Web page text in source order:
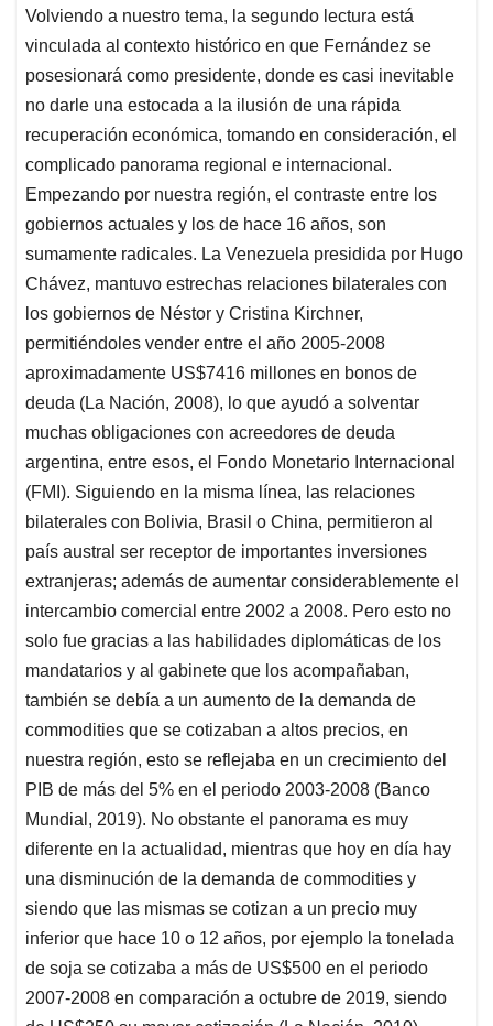
Volviendo a nuestro tema, la segundo lectura está
vinculada al contexto histórico en que Fernández se
posesionará como presidente, donde es casi inevitable
no darle una estocada a la ilusión de una rápida
recuperación económica, tomando en consideración, el
complicado panorama regional e internacional.
Empezando por nuestra región, el contraste entre los
gobiernos actuales y los de hace 16 años, son
sumamente radicales. La Venezuela presidida por Hugo
Chávez, mantuvo estrechas relaciones bilaterales con
los gobiernos de Néstor y Cristina Kirchner,
permitiéndoles vender entre el año 2005-2008
aproximadamente US$7416 millones en bonos de
deuda (La Nación, 2008), lo que ayudó a solventar
muchas obligaciones con acreedores de deuda
argentina, entre esos, el Fondo Monetario Internacional
(FMI). Siguiendo en la misma línea, las relaciones
bilaterales con Bolivia, Brasil o China, permitieron al
país austral ser receptor de importantes inversiones
extranjeras; además de aumentar considerablemente el
intercambio comercial entre 2002 a 2008. Pero esto no
solo fue gracias a las habilidades diplomáticas de los
mandatarios y al gabinete que los acompañaban,
también se debía a un aumento de la demanda de
commodities que se cotizaban a altos precios, en
nuestra región, esto se reflejaba en un crecimiento del
PIB de más del 5% en el periodo 2003-2008 (Banco
Mundial, 2019). No obstante el panorama es muy
diferente en la actualidad, mientras que hoy en día hay
una disminución de la demanda de commodities y
siendo que las mismas se cotizan a un precio muy
inferior que hace 10 o 12 años, por ejemplo la tonelada
de soja se cotizaba a más de US$500 en el periodo
2007-2008 en comparación a octubre de 2019, siendo